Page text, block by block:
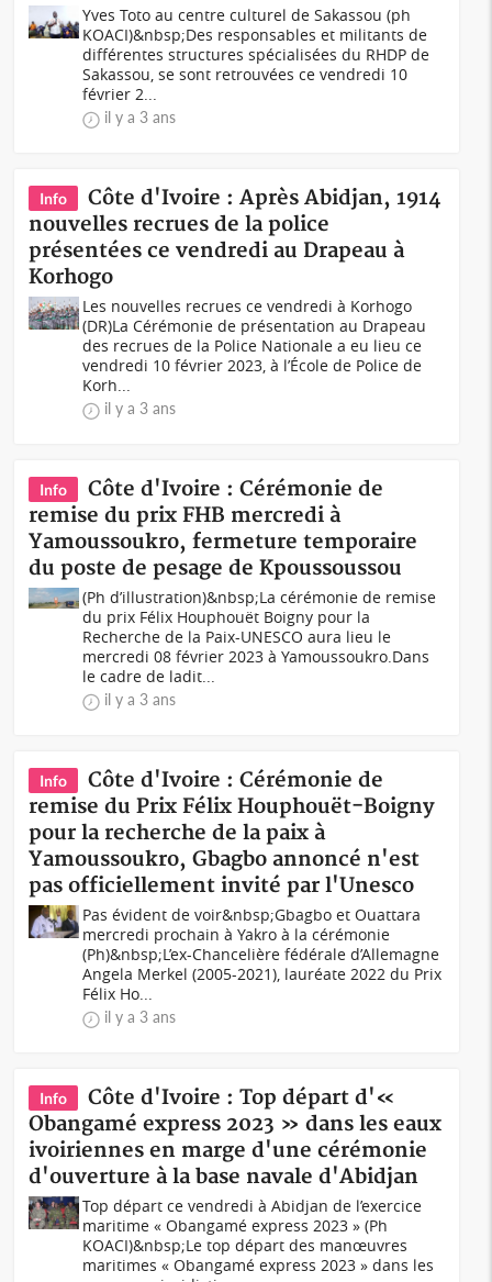
Yves Toto au centre culturel de Sakassou (ph
KOACI)&nbsp;Des responsables et militants de
différentes structures spécialisées du RHDP de
Sakassou, se sont retrouvées ce vendredi 10
février 2...
il y a 3 ans
Info
Côte d'Ivoire : Après Abidjan, 1914
nouvelles recrues de la police
présentées ce vendredi au Drapeau à
Korhogo
Les nouvelles recrues ce vendredi à Korhogo
(DR) La Cérémonie de présentation au Drapeau
des recrues de la Police Nationale a eu lieu ce
vendredi 10 février 2023, à l’École de Police de
Korh...
il y a 3 ans
Info
Côte d'Ivoire : Cérémonie de
remise du prix FHB mercredi à
Yamoussoukro, fermeture temporaire
du poste de pesage de Kpoussoussou
(Ph d’illustration)&nbsp;La cérémonie de remise
du prix Félix Houphouët Boigny pour la
Recherche de la Paix-UNESCO aura lieu le
mercredi 08 février 2023 à Yamoussoukro.Dans
le cadre de ladit...
il y a 3 ans
Info
Côte d'Ivoire : Cérémonie de
remise du Prix Félix Houphouët-Boigny
pour la recherche de la paix à
Yamoussoukro, Gbagbo annoncé n'est
pas officiellement invité par l'Unesco
Pas évident de voir&nbsp;Gbagbo et Ouattara
mercredi prochain à Yakro à la cérémonie
(Ph)&nbsp;L’ex-Chancelière fédérale d’Allemagne
Angela Merkel (2005-2021), lauréate 2022 du Prix
Félix Ho...
il y a 3 ans
Info
Côte d'Ivoire : Top départ d'«
Obangamé express 2023 » dans les eaux
ivoiriennes en marge d'une cérémonie
d'ouverture à la base navale d'Abidjan
Top départ ce vendredi à Abidjan de l’exercice
maritime « Obangamé express 2023 » (Ph
KOACI)&nbsp;Le top départ des manœuvres
maritimes « Obangamé express 2023 » dans les